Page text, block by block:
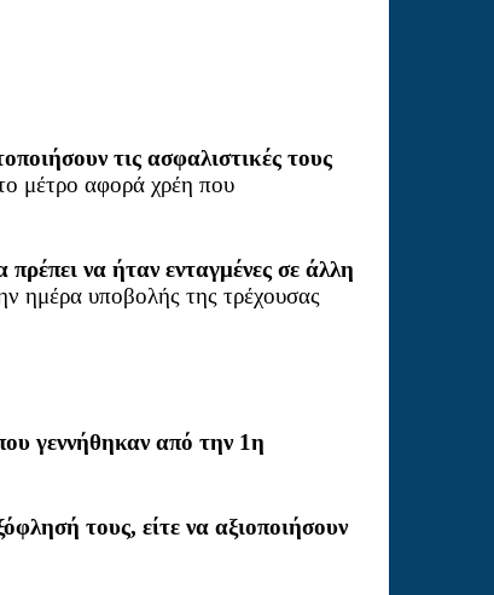
τις ασφαλιστικές τους
μέτρο αφορά χρέη που
πρέπει να ήταν ενταγμένες σε άλλη
ημέρα υποβολής της τρέχουσας
γεννήθηκαν από την 1η
τους, είτε να αξιοποιήσουν